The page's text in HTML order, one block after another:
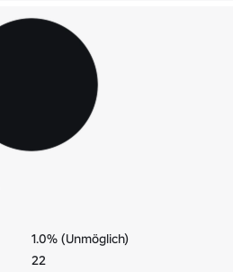
1.0% (Unmöglich)
22